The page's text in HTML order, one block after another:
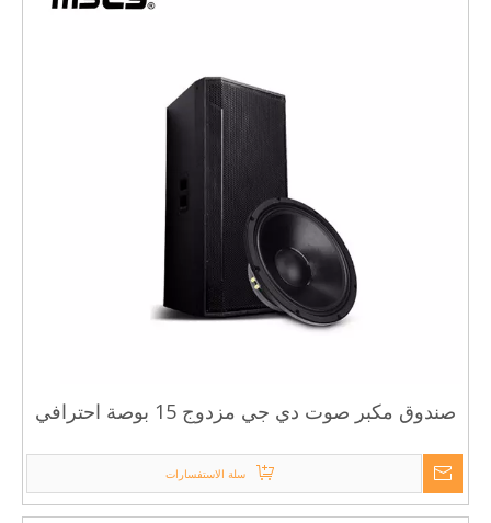
صندوق مكبر صوت دي جي مزدوج 15 بوصة احترافي
سلة الاستفسارات